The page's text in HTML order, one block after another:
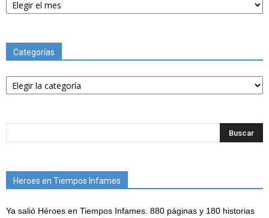
Categorías
Categorías
Heroes en Tiempos Infames
Ya salió Héroes en Tiempos Infames. 880 páginas y 180 historias